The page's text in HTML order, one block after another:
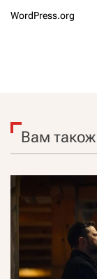
WordPress.org
Вам